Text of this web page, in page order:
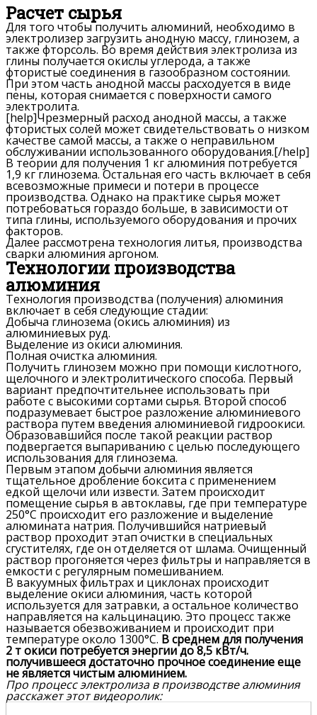
Расчет сырья
Для того чтобы получить алюминий, необходимо в
электролизер загрузить анодную массу, глинозем, а
также фторсоль. Во время действия электролиза из
глины получается окислы углерода, а также
фтористые соединения в газообразном состоянии.
При этом часть анодной массы расходуется в виде
пены, которая снимается с поверхности самого
электролита.
[help]Чрезмерный расход анодной массы, а также
фтористых солей может свидетельствовать о низком
качестве самой массы, а также о неправильном
обслуживании использованного оборудования.[/help]
В теории для получения 1 кг алюминия потребуется
1,9 кг глинозема. Остальная его часть включает в себя
всевозможные примеси и потери в процессе
производства. Однако на практике сырья может
потребоваться гораздо больше, в зависимости от
типа глины, используемого оборудования и прочих
факторов.
Далее рассмотрена технология литья, производства
сварки алюминия аргоном.
Технологии производства
алюминия
Технология производства (получения) алюминия
включает в себя следующие стадии:
Добыча глинозема (окись алюминия) из
алюминиевых руд.
Выделение из окиси алюминия.
Полная очистка алюминия.
Получить глинозем можно при помощи кислотного,
щелочного и электролитического способа. Первый
вариант предпочтительнее использовать при
работе с высокими сортами сырья. Второй способ
подразумевает быстрое разложение алюминиевого
раствора путем введения алюминиевой гидроокиси.
Образовавшийся после такой реакции раствор
подвергается выпариванию с целью последующего
использования для глинозема.
Первым этапом добычи алюминия является
тщательное дробление боксита с применением
едкой щелочи или извести. Затем происходит
помещение сырья в автоклавы, где при температуре
250°С происходит его разложение и выделение
алюмината натрия. Получившийся натриевый
раствор проходит этап очистки в специальных
сгустителях, где он отделяется от шлама. Очищенный
раствор прогоняется через фильтры и направляется в
емкости с регулярным помешиванием.
В вакуумных фильтрах и циклонах происходит
выделение окиси алюминия, часть которой
используется для затравки, а остальное количество
направляется на кальцинацию. Это процесс также
называется обезвоживанием и происходит при
температуре около 1300°С. В среднем для получения
2 т окиси потребуется энергии до 8,5 кВт/ч.
получившееся достаточно прочное соединение еще
не является чистым алюминием.
Про процесс электролиза в производстве алюминия
расскажет этот видеоролик: